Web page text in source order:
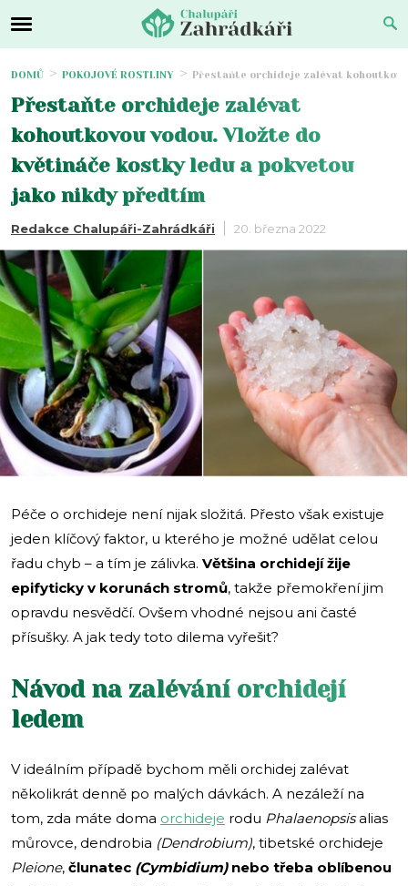
DOMŮ POKOJOVÉ ROSTLINY Přestaňte orchideje zalévat
Přestaňte orchideje zalévat
kohoutkovou vodou. Vložte do
květináče kostky ledu a pokvetou
jako nikdy předtím
Redakce Chalupáři-Zahrádkáři 20. března 2022
Péče o orchideje není nijak složitá. Přesto však existuje
jeden klíčový faktor, u kterého je možné udělat celou
řadu chyb – a tím je zálivka. Většina orchidejí žije
epifyticky v korunách stromů, takže přemokření jim
opravdu nesvědčí. Ovšem vhodné nejsou ani časté
přísušky. A jak tedy toto dilema vyřešit?
Návod na zalévání orchidejí
ledem
V ideálním případě bychom měli orchidej zalévat
několikrát denně po malých dávkách. A nezáleží na
tom, zda máte doma orchideje rodu Phalaenopsisalias
můrovce, dendrobia (Dendrobium), tibetské orchideje
Pleione, člunatec (Cymbidium)nebo třeba oblíbenou